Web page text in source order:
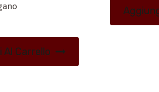
Al Carrello